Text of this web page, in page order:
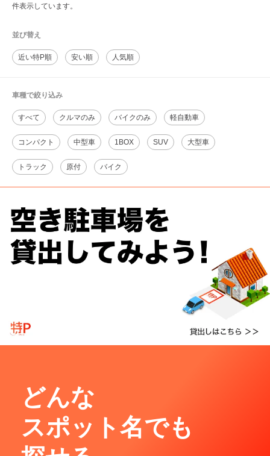
件表示しています。
並び替え
近い特P順 安い順 人気順
車種で絞り込み
すべて クルマのみ バイクのみ 軽自動車
コンパクト 中型車 1BOX SUV 大型車
トラック 原付 バイク
どんな
スポット名でも